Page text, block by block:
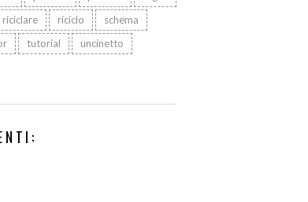
riciclare riciclo
schema
tutorial
uncinetto